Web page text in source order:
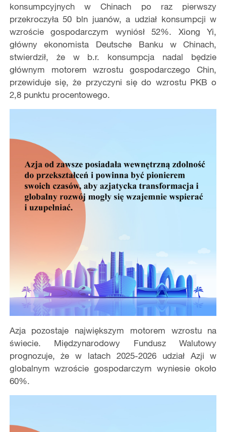
konsumpcyjnych w Chinach po raz pierwszy
przekroczyła 50 bln juanów, a udział konsumpcji w
wzroście gospodarczym wyniósł 52%. Xiong Yi,
główny ekonomista Deutsche Banku w Chinach,
stwierdził, że w b.r. konsumpcja nadal będzie
głównym motorem wzrostu gospodarczego Chin,
przewiduje się, że przyczyni się do wzrostu PKB o
2,8 punktu procentowego.
Azja pozostaje największym motorem wzrostu na
świecie. Międzynarodowy Fundusz Walutowy
prognozuje, że w latach 2025-2026 udział Azji w
globalnym wzroście gospodarczym wyniesie około
60%.